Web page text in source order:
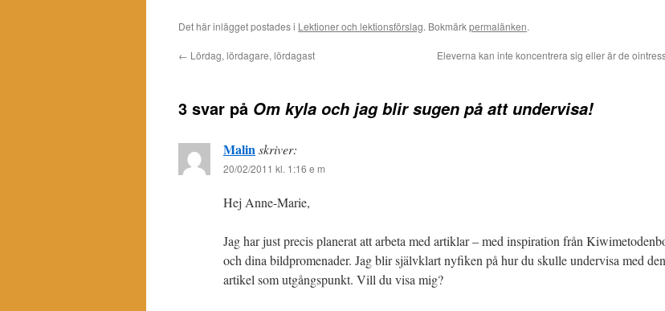
Det här inlägget postades i Lektioner och lektionsförslag. Bokmärkpermalänken.
← Lördag, lördagare, lördagast
Eleverna kan inte koncentrera sig eller är de
3 svar på Om kyla och jag blir sugen på att undervisa!
Malinskriver:
20/02/2011 kl. 1:16 e m
Hej Anne-Marie,
Jag har just precis planerat att arbeta med artiklar – med inspiration från
och dina bildpromenader. Jag blir självklart nyfiken på hur du skulle undervisa med
artikel som utgångspunkt. Vill du visa mig?